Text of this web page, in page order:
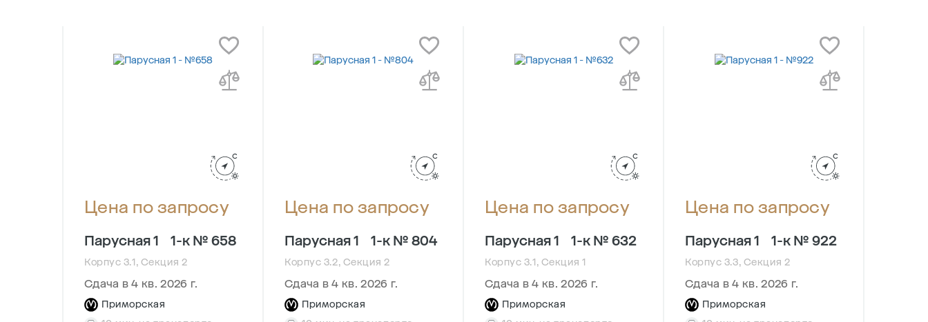
Цена по запросу
Парусная 1 1-к № 658
Корпус 3.1, Секция 2
Сдача в 4 кв. 2026 г.
Приморская
Цена по запросу
Парусная 1 1-к № 804
Корпус 3.2, Секция 2
Сдача в 4 кв. 2026 г.
Приморская
Цена по запросу
Парусная 1 1-к № 632
Корпус 3.1, Секция 1
Сдача в 4 кв. 2026 г.
Приморская
Цена по запросу
Парусная 1 1-к № 922
Корпус 3.3, Секция 2
Сдача в 4 кв. 2026 г.
Приморская